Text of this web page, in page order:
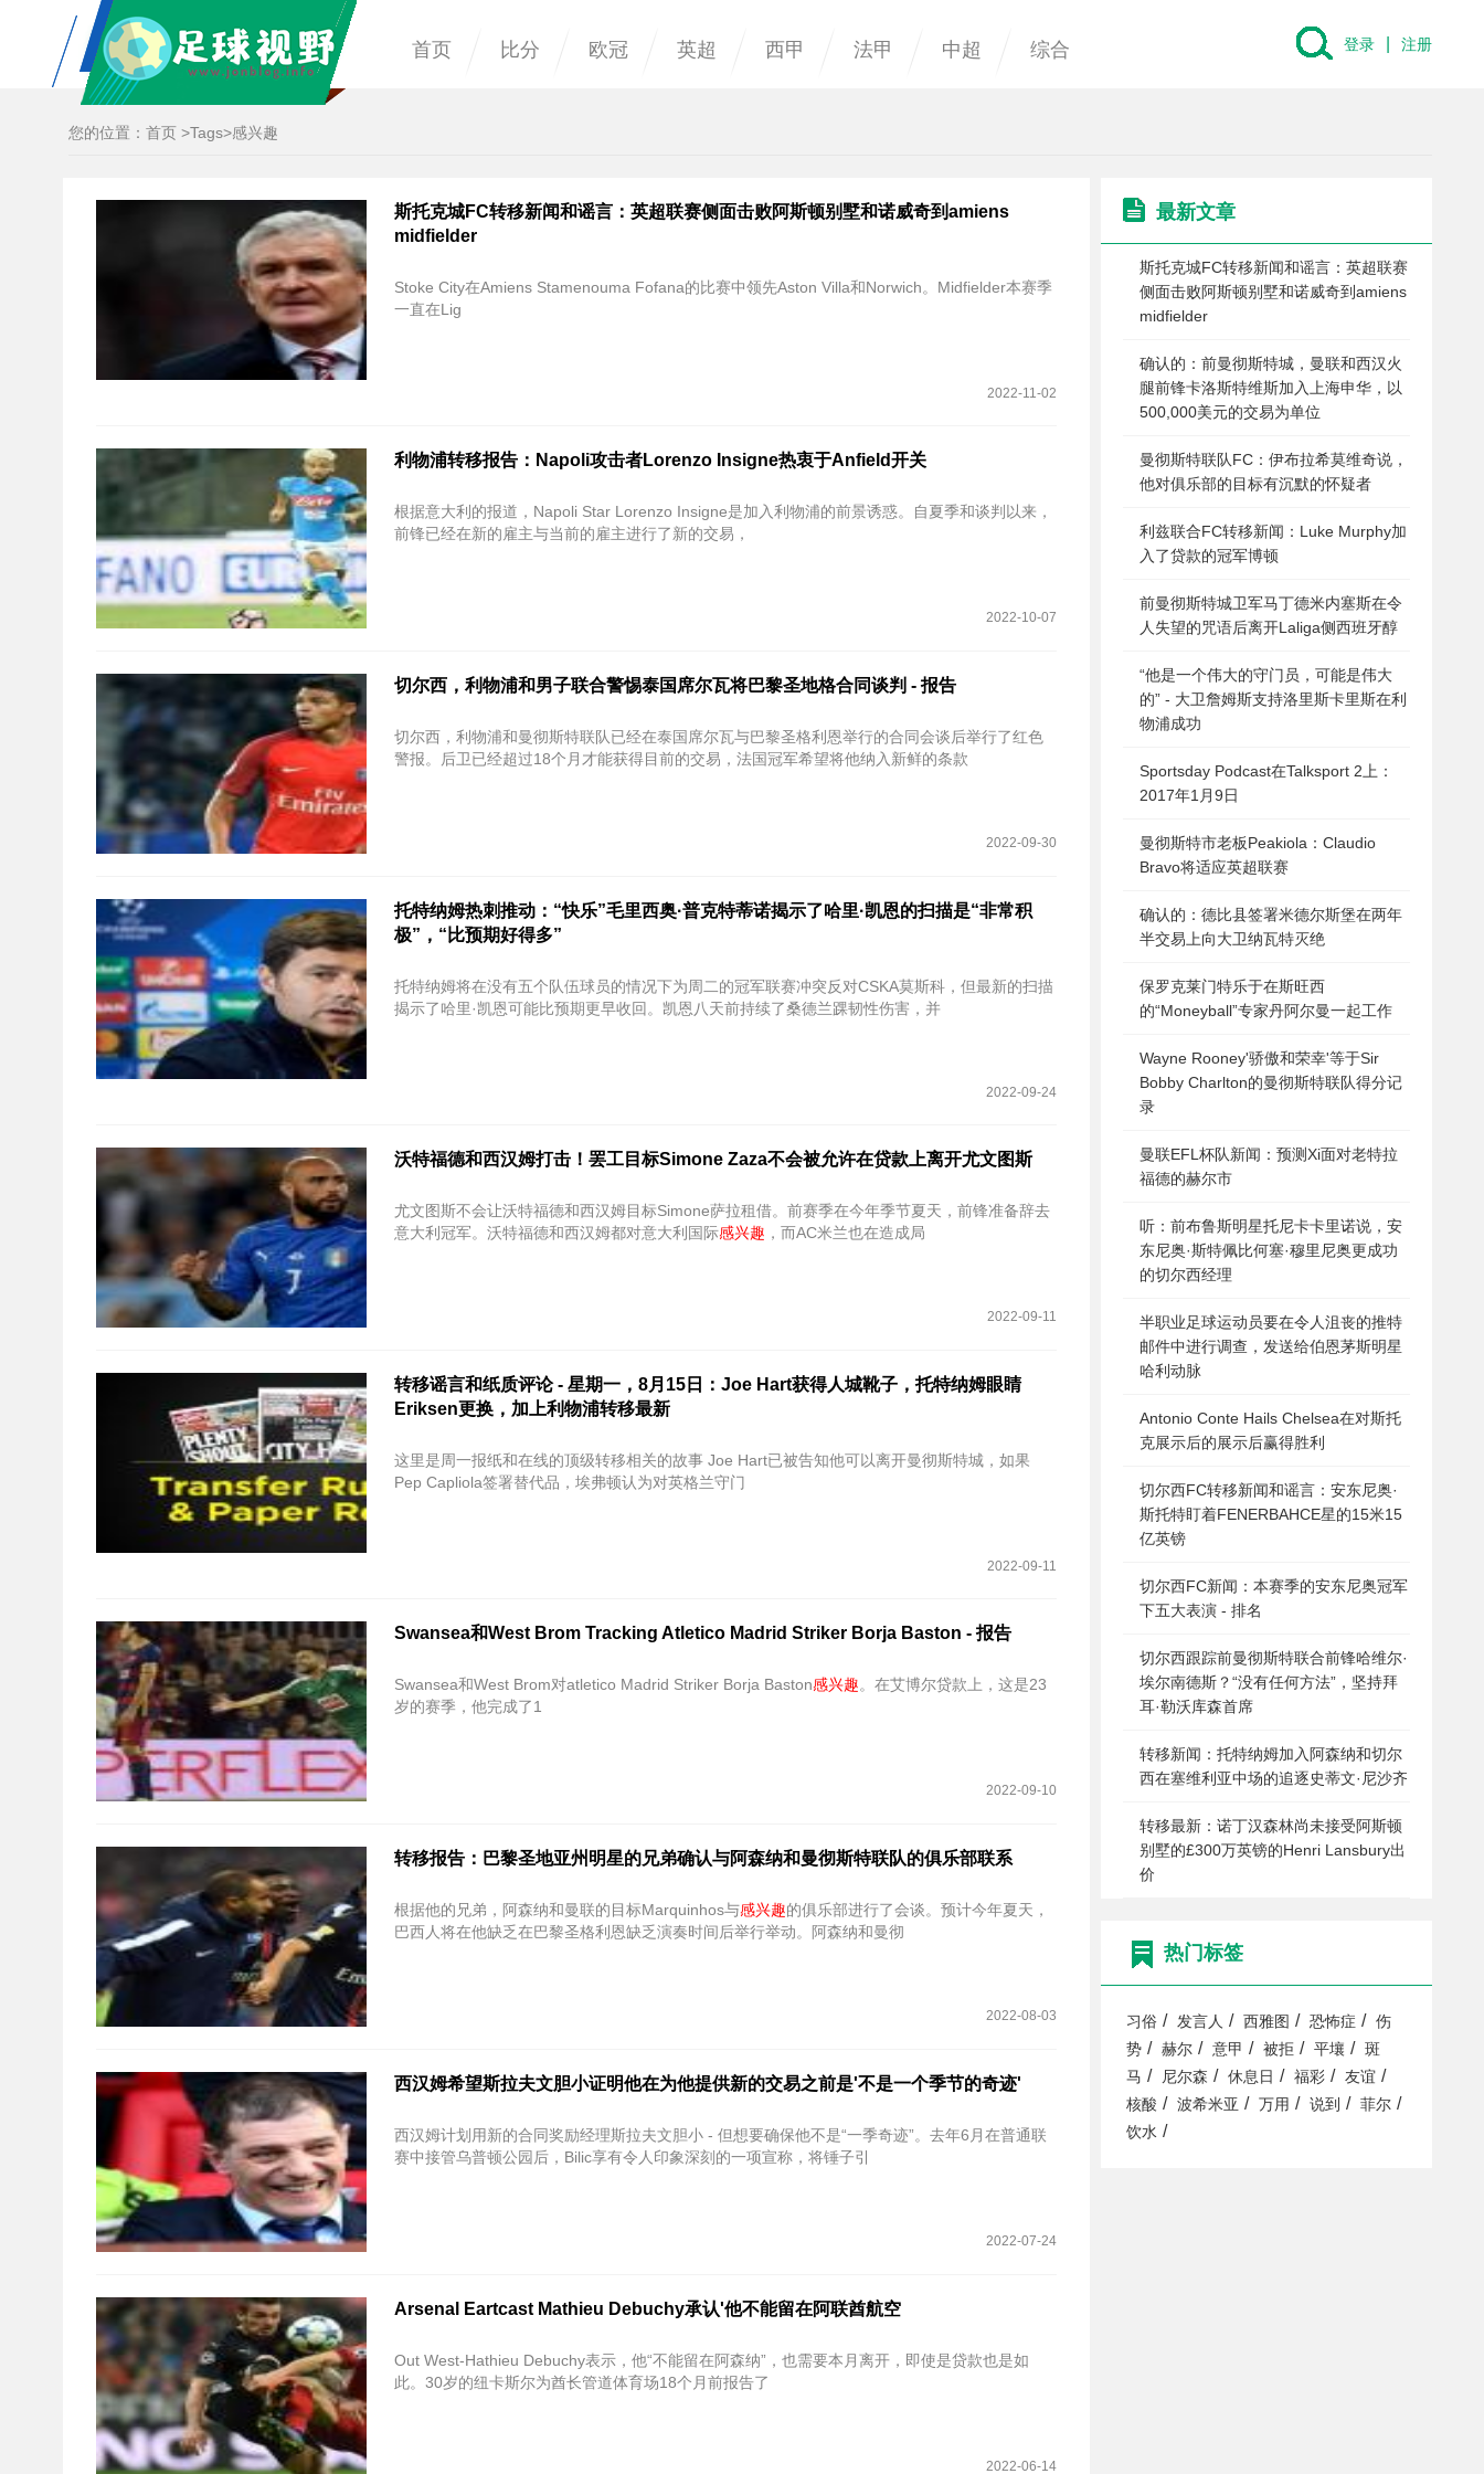
首页 比分 欧冠 英超 西甲 法甲 中超 综合 登录 注册
您的位置： 首页 >Tags>感兴趣
斯托克城FC转移新闻和谣言：英超联赛侧面击败阿斯顿别墅和诺威奇到amiens
midfielder
Stoke City在Amiens Stamenouma Fofana的比赛中领先Aston Villa和Norwich。Midfielder本赛季
一直在Lig
2022-11-02
利物浦转移报告：Napoli攻击者Lorenzo Insigne热衷于Anfield开关
根据意大利的报道，Napoli Star Lorenzo Insigne是加入利物浦的前景诱惑。自夏季和谈判以来，
前锋已经在新的雇主与当前的雇主进行了新的交易，
2022-10-07
切尔西，利物浦和男子联合警惕泰国席尔瓦将巴黎圣地格合同谈判 - 报告
切尔西，利物浦和曼彻斯特联队已经在泰国席尔瓦与巴黎圣格利恩举行的合同会谈后举行了红色
警报。后卫已经超过18个月才能获得目前的交易，法国冠军希望将他纳入新鲜的条款
2022-09-30
托特纳姆热刺推动：“快乐”毛里西奥·普克特蒂诺揭示了哈里·凯恩的扫描是“非常积
极”，“比预期好得多”
托特纳姆将在没有五个队伍球员的情况下为周二的冠军联赛冲突反对CSKA莫斯科，但最新的扫描
揭示了哈里·凯恩可能比预期更早收回。凯恩八天前持续了桑德兰踝韧性伤害，并
2022-09-24
沃特福德和西汉姆打击！罢工目标Simone Zaza不会被允许在贷款上离开尤文图斯
尤文图斯不会让沃特福德和西汉姆目标Simone萨拉租借。前赛季在今年季节夏天，前锋准备辞去
意大利冠军。沃特福德和西汉姆都对意大利国际感兴趣 ，而AC米兰也在造成局
2022-09-11
转移谣言和纸质评论 - 星期一，8月15日：Joe Hart获得人城靴子，托特纳姆眼睛
Eriksen更换，加上利物浦转移最新
这里是周一报纸和在线的顶级转移相关的故事 Joe Hart已被告知他可以离开曼彻斯特城，如果
Pep Capliola签署替代品，埃弗顿认为对英格兰守门
2022-09-11
Swansea和West Brom Tracking Atletico Madrid Striker Borja Baston - 报告
Swansea和West Brom对atletico Madrid Striker Borja Baston感兴趣。在艾博尔贷款上，这是23
岁的赛季，他完成了1
2022-09-10
转移报告：巴黎圣地亚州明星的兄弟确认与阿森纳和曼彻斯特联队的俱乐部联系
根据他的兄弟，阿森纳和曼联的目标Marquinhos与感兴趣的俱乐部进行了会谈。预计今年夏天，
巴西人将在他缺乏在巴黎圣格利恩缺乏演奏时间后举行举动。阿森纳和曼彻
2022-08-03
西汉姆希望斯拉夫文胆小证明他在为他提供新的交易之前是'不是一个季节的奇迹'
西汉姆计划用新的合同奖励经理斯拉夫文胆小 - 但想要确保他不是“一季奇迹”。去年6月在普通联
赛中接管乌普顿公园后，Bilic享有令人印象深刻的一项宣称，将锤子引
2022-07-24
Arsenal Eartcast Mathieu Debuchy承认'他不能留在阿联酋航空
Out West-Hathieu Debuchy表示，他“不能留在阿森纳”，也需要本月离开，即使是贷款也是如
此。30岁的纽卡斯尔为酋长管道体育场18个月前报告了
2022-06-14
最新文章
斯托克城FC转移新闻和谣言：英超联赛
侧面击败阿斯顿别墅和诺威奇到amiens
midfielder
确认的：前曼彻斯特城，曼联和西汉火
腿前锋卡洛斯特维斯加入上海申华，以
500,000美元的交易为单位
曼彻斯特联队FC：伊布拉希莫维奇说，
他对俱乐部的目标有沉默的怀疑者
利兹联合FC转移新闻：Luke Murphy加
入了贷款的冠军博顿
前曼彻斯特城卫军马丁德米内塞斯在令
人失望的咒语后离开Laliga侧西班牙醇
“他是一个伟大的守门员，可能是伟大
的” - 大卫詹姆斯支持洛里斯卡里斯在利
物浦成功
Sportsday Podcast在Talksport 2上：
2017年1月9日
曼彻斯特市老板Peakiola：Claudio
Bravo将适应英超联赛
确认的：德比县签署米德尔斯堡在两年
半交易上向大卫纳瓦特灭绝
保罗克莱门特乐于在斯旺西
的“Moneyball”专家丹阿尔曼一起工作
Wayne Rooney'骄傲和荣幸'等于Sir
Bobby Charlton的曼彻斯特联队得分记
录
曼联EFL杯队新闻：预测Xi面对老特拉
福德的赫尔市
听：前布鲁斯明星托尼卡卡里诺说，安
东尼奥·斯特佩比何塞·穆里尼奥更成功
的切尔西经理
半职业足球运动员要在令人沮丧的推特
邮件中进行调查，发送给伯恩茅斯明星
哈利动脉
Antonio Conte Hails Chelsea在对斯托
克展示后的展示后赢得胜利
切尔西FC转移新闻和谣言：安东尼奥·
斯托特盯着FENERBAHCE星的15米15
亿英镑
切尔西FC新闻：本赛季的安东尼奥冠军
下五大表演 - 排名
切尔西跟踪前曼彻斯特联合前锋哈维尔·
埃尔南德斯？“没有任何方法”，坚持拜
耳·勒沃库森首席
转移新闻：托特纳姆加入阿森纳和切尔
西在塞维利亚中场的追逐史蒂文·尼沙齐
转移最新：诺丁汉森林尚未接受阿斯顿
别墅的£300万英镑的Henri Lansbury出
价
热门标签
习俗 / 发言人 / 西雅图 / 恐怖症 /
伤
势 / 赫尔 / 意甲 / 被拒 / 平壤 /
斑
马 / 尼尔森 / 休息日 / 福彩 / 友谊 /
核酸 / 波希米亚 / 万用 / 说到 / 菲尔 /
饮水 /